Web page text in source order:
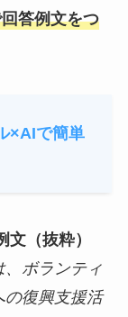
答例文をつ
×AIで簡単
（抜粋）
ボランティ
の復興支援活